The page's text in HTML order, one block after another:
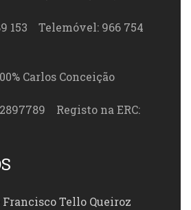
153 Telemóvel: 966 754
Carlos Conceição
Registo na ERC:
Francisco Tello Queiroz